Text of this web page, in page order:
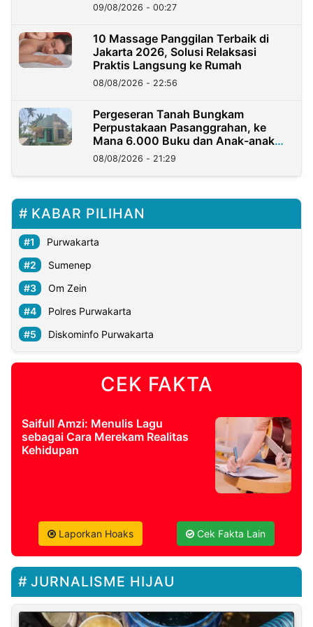
09/08/2026 - 00:27
10 Massage Panggilan Terbaik di
Jakarta 2026, Solusi Relaksasi
Praktis Langsung ke Rumah
08/08/2026 - 22:56
Pergeseran Tanah Bungkam
Perpustakaan Pasanggrahan, ke
Mana 6.000 Buku dan Anak-anak
Kini?
08/08/2026 - 21:29
KABAR PILIHAN
Purwakarta
Sumenep
Om Zein
Polres Purwakarta
Diskominfo Purwakarta
CEK FAKTA
Saifull Amzi: Menulis Lagu
sebagai Cara Merekam Realitas
Kehidupan
Laporkan Hoaks Cek Fakta Lain
JURNALISME HIJAU